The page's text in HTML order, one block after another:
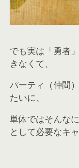
でも実は「勇者
きなくて、
パーティ（仲間
たいに、
単体ではそんな
として必要なキ